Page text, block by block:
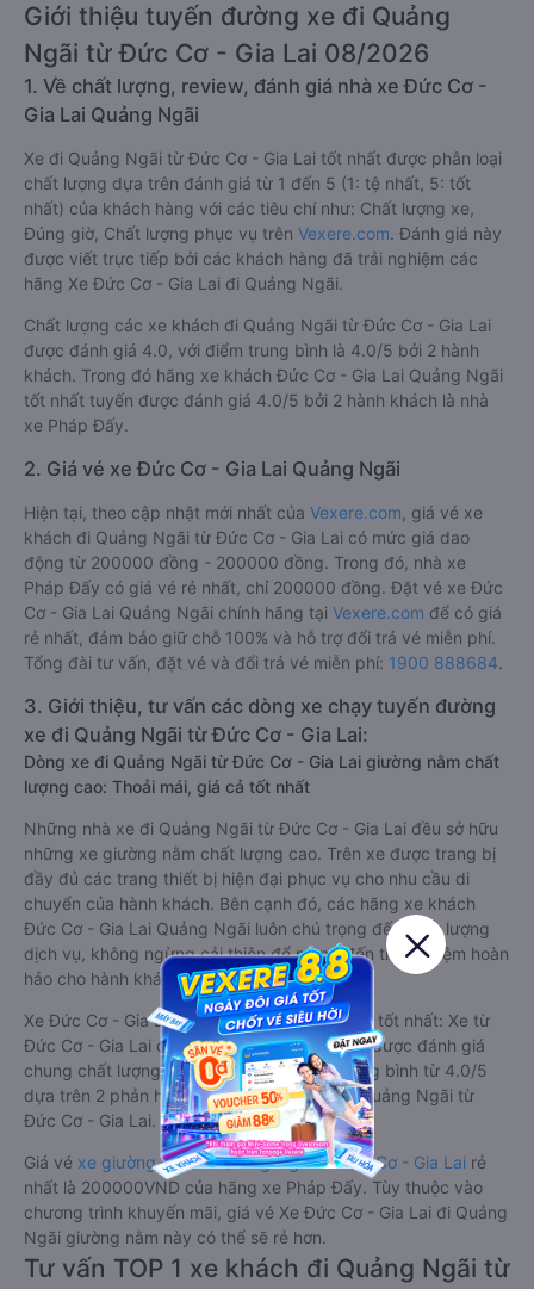
Giới thiệu tuyến đường xe đi Quảng
Ngãi từ Đức Cơ - Gia Lai 08/2026
1. Về chất lượng, review, đánh giá nhà xe Đức Cơ -
Gia Lai Quảng Ngãi
Xe đi Quảng Ngãi từ Đức Cơ - Gia Lai tốt nhất được phân loại
chất lượng dựa trên đánh giá từ 1 đến 5 (1: tệ nhất, 5: tốt
nhất) của khách hàng với các tiêu chí như: Chất lượng xe,
Đúng giờ, Chất lượng phục vụ trên Vexere.com. Đánh giá này
được viết trực tiếp bởi các khách hàng đã trải nghiệm các
hãng Xe Đức Cơ - Gia Lai đi Quảng Ngãi.
Chất lượng các xe khách đi Quảng Ngãi từ Đức Cơ - Gia Lai
được đánh giá 4.0, với điểm trung bình là 4.0/5 bởi 2 hành
khách. Trong đó hãng xe khách Đức Cơ - Gia Lai Quảng Ngãi
tốt nhất tuyến được đánh giá 4.0/5 bởi 2 hành khách là nhà
xe Pháp Đấy.
2. Giá vé xe Đức Cơ - Gia Lai Quảng Ngãi
Hiện tại, theo cập nhật mới nhất của Vexere.com , giá vé xe
khách đi Quảng Ngãi từ Đức Cơ - Gia Lai có mức giá dao
động từ 200000 đồng - 200000 đồng. Trong đó, nhà xe
Pháp Đấy có giá vé rẻ nhất, chỉ 200000 đồng. Đặt vé xe Đức
Cơ - Gia Lai Quảng Ngãi chính hãng tại Vexere.com để có giá
rẻ nhất, đảm bảo giữ chỗ 100% và hỗ trợ đổi trả vé miễn phí.
Tổng đài tư vấn, đặt vé và đổi trả vé miễn phí: 1900 888684.
3. Giới thiệu, tư vấn các dòng xe chạy tuyến đường
xe đi Quảng Ngãi từ Đức Cơ - Gia Lai:
Dòng xe đi Quảng Ngãi từ Đức Cơ - Gia Lai giường nằm chất
lượng cao: Thoải mái, giá cả tốt nhất
Những nhà xe đi Quảng Ngãi từ Đức Cơ - Gia Lai đều sở hữu
những xe giường nằm chất lượng cao. Trên xe được trang bị
đầy đủ các trang thiết bị hiện đại phục vụ cho nhu cầu di
chuyển của hành khách. Bên cạnh đó, các hãng xe khách
Đức Cơ - Gia Lai Quảng Ngãi luôn chú trọng đến chất lượng
dịch vụ, không ngừng cải thiện để mang đến trải nghiệm hoàn
hảo cho hành khách.
Xe Đức Cơ - Gia Lai Quảng Ngãi giường nằm tốt nhất: Xe từ
Đức Cơ - Gia Lai đi Quảng Ngãi giường nằm được đánh giá
chung chất lượng Tốt với điểm đánh giá trung bình từ 4.0/5
dựa trên 2 phản hồi của hành khách Xe về Quảng Ngãi từ
Đức Cơ - Gia Lai.
Giá vé xe giường nằm đi Quảng Ngãi từ Đức Cơ - Gia Lai rẻ
nhất là 200000VND của hãng xe Pháp Đấy. Tùy thuộc vào
chương trình khuyến mãi, giá vé Xe Đức Cơ - Gia Lai đi Quảng
Ngãi giường nằm này có thể sẽ rẻ hơn.
Tư vấn TOP 1 xe khách đi Quảng Ngãi từ